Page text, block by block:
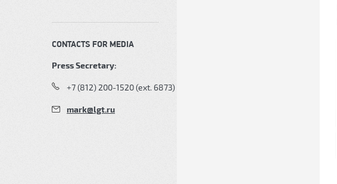
CONTACTS FOR MEDIA
Press Secretary:
+7 (812) 200-1520 (ext. 6873)
mark@lgt.ru